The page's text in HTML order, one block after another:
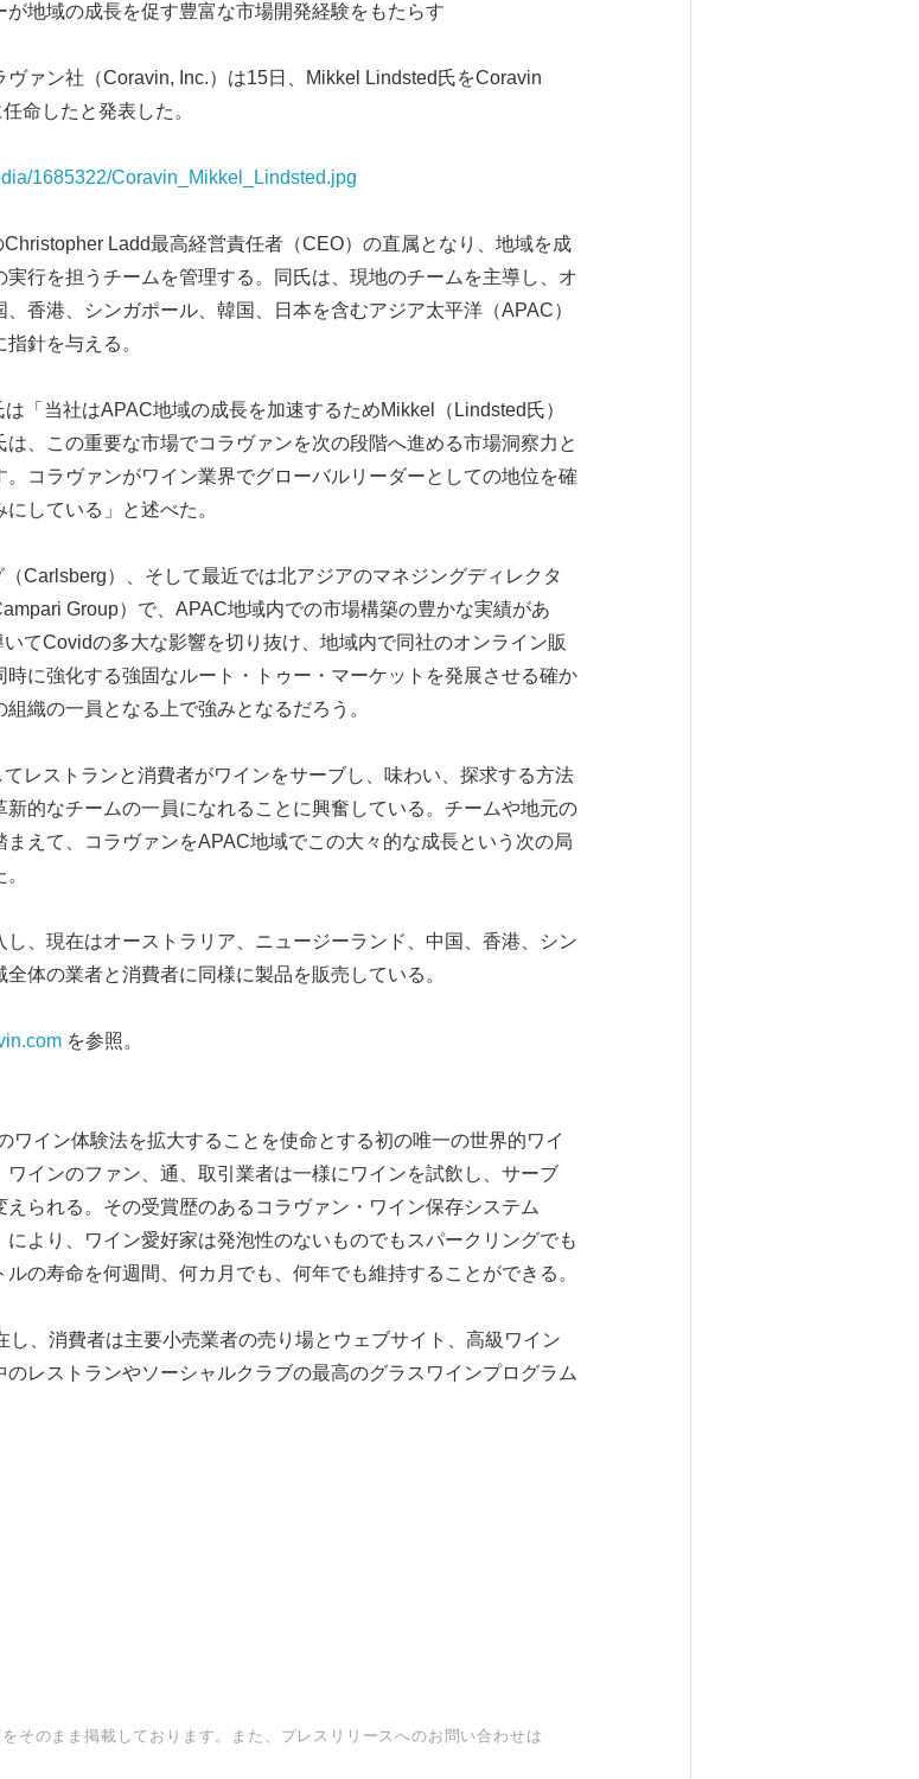
地域の成長を促す豊富な市場開発経験をもたらす
ァン社（Coravin, Inc.）は15日、Mikkel Lindsted氏をCoravin
命したと発表した。
1685322/Coravin_Mikkel_Lindsted.jpg
Ladd最高経営責任者（CEO）の直属となり、地域を成
行を担うチームを管理する。同氏は、現地のチームを主導し、オ
香港、シンガポール、韓国、日本を含むアジア太平洋（APAC）
針を与える。
「当社はAPAC地域の成長を加速するためMikkel（Lindsted氏）
、この重要な市場でコラヴァンを次の段階へ進める市場洞察力と
コラヴァンがワイン業界でグローバルリーダーとしての地位を確
している」と述べた。
Carlsberg）、そして最近では北アジアのマネジングディレクタ
Group）で、APAC地域内での市場構築の豊かな実績があ
てCovidの多大な影響を切り抜け、地域内で同社のオンライン販
に強化する強固なルート・トゥー・マーケットを発展させる確か
織の一員となる上で強みとなるだろう。
レストランと消費者がワインをサーブし、味わい、探求する方法
的なチームの一員になれることに興奮している。チームや地元の
えて、コラヴァンをAPAC地域でこの大々的な成長という次の局
、現在はオーストラリア、ニュージーランド、中国、香港、シン
体の業者と消費者に同様に製品を販売している。
を参照。
ワイン体験法を拡大することを使命とする初の唯一の世界的ワイ
インのファン、通、取引業者は一様にワインを試飲し、サーブ
られる。その受賞歴のあるコラヴァン・ワイン保存システム
により、ワイン愛好家は発泡性のないものでもスパークリングでも
の寿命を何週間、何カ月でも、何年でも維持することができる。
し、消費者は主要小売業者の売り場とウェブサイト、高級ワイン
レストランやソーシャルクラブの最高のグラスワインプログラム
そのまま掲載しております。また、プレスリリースへのお問い合わせは